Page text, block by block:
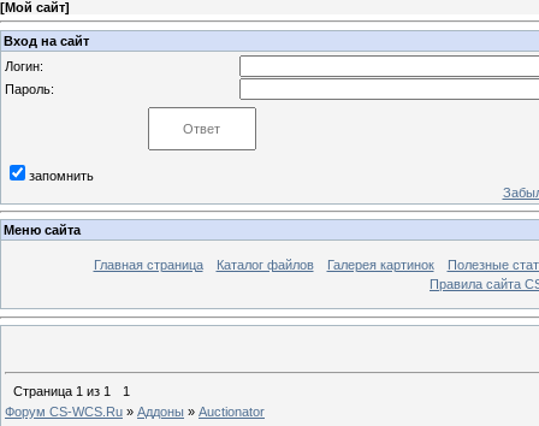
[Мой сайт]
Вход на сайт
Логин:
Пароль:
запомнить
Меню сайта
Главная страница Каталог файлов Галерея картинок
Полезные
Правила сайта
Страница 1 из 1
1
Форум CS-WCS.Ru » Аддоны » Auctionator